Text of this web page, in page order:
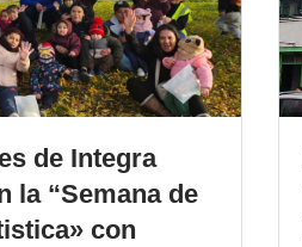
de Integra
la “Semana de
con